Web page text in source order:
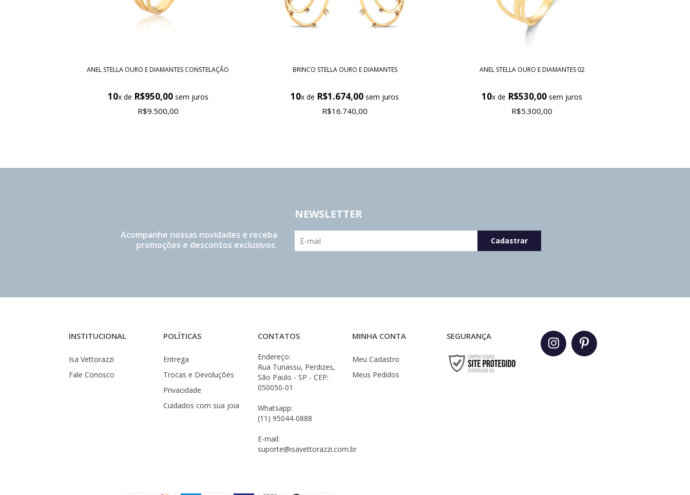
ANEL STELLA OURO E DIAMANTES CONSTELAÇÃO
10x de R$950,00sem juros
R$9.500,00
BRINCO STELLA OURO E DIAMANTES
10x de R$1.674,00 sem juros
R$16.740,00
ANEL STELLA OURO E DIAMANTES 02
10x de R$530,00 sem juros
R$5.300,00
Acompanhe nossas novidades e receba
promoções e descontos exclusivos.
NEWSLETTER
INSTITUCIONAL
Isa Vettorazzi
Fale Conosco
POLÍTICAS
Entrega
Trocas e Devoluções
Privacidade
Cuidados com sua joia
CONTATOS
Endereço:
Rua Turiassu, Perdizes,
São Paulo - SP - CEP:
050050-01
Whatsapp:
(11) 95044-0888
E-mail:
suporte@isavettorazzi.com.br
MINHA CONTA
Meu Cadastro
Meus Pedidos
SEGURANÇA